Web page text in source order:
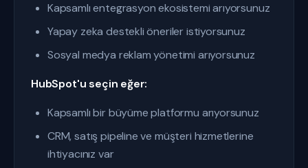
Kapsamlı entegrasyon ekosistemi arıyorsunuz
Yapay zeka destekli öneriler istiyorsunuz
Sosyal medya reklam yönetimi arıyorsunuz
HubSpot'u seçin eğer:
Kapsamlı bir büyüme platformu arıyorsunuz
CRM, satış pipeline ve müşteri hizmetlerine
ihtiyacınız var